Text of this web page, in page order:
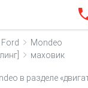
Ford
Mondeo
маховик
в разделе